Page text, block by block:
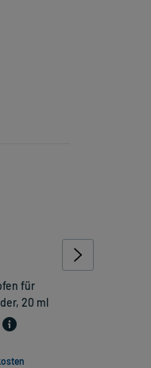
für
20 ml